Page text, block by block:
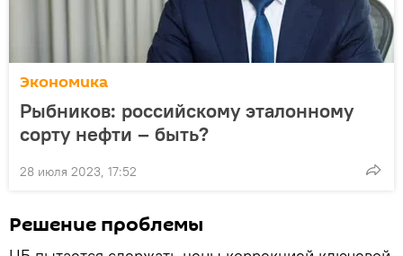
Экономика
Рыбников: российскому эталонному
сорту нефти – быть?
28 июля 2023, 17:52
Решение проблемы